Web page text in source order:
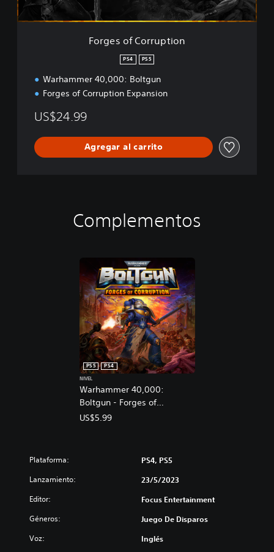
r
r
Forges of Corruption
PS4 PS5
Warhammer 40,000: Boltgun
Forges of Corruption Expansion
US$24.99
Agregar al carrito
Complementos
Warhammer 40,000:
Boltgun - Forges of
Corruption Expansion
PS5
PS4
NIVEL
US$5.99
Plataforma: PS4, PS5
Lanzamiento: 23/5/2023
Editor: Focus Entertainment
Géneros: Juego De Disparos
Voz: Inglés